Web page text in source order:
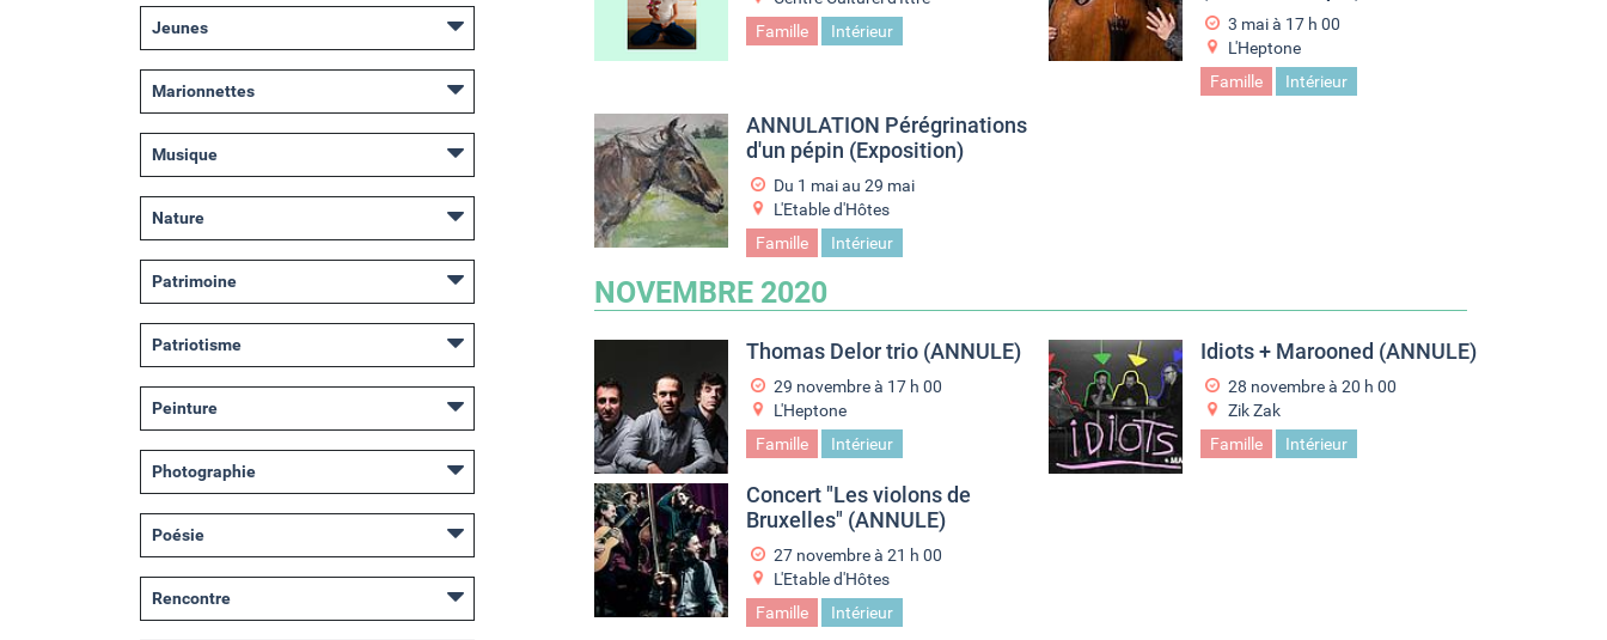
Jeunes
Marionnettes
Musique
Nature
Patrimoine
Patriotisme
Peinture
Photographie
Poésie
Rencontre
Famille
Intérieur 3 mai à 17 h 00
L'Heptone
Famille
Intérieur
ANNULATION Pérégrinations
d'un pépin (Exposition)
Du 1 mai au 29 mai
L'Etable d'Hôtes
Famille
Intérieur
NOVEMBRE 2020
Thomas Delor trio (ANNULE)
29 novembre à 17 h 00
L'Heptone
Famille
Intérieur
Idiots + Marooned (ANNULE)
28 novembre à 20 h 00
Zik Zak
Famille
Intérieur
Concert "Les violons de
Bruxelles" (ANNULE)
27 novembre à 21 h 00
L'Etable d'Hôtes
Famille
Intérieur